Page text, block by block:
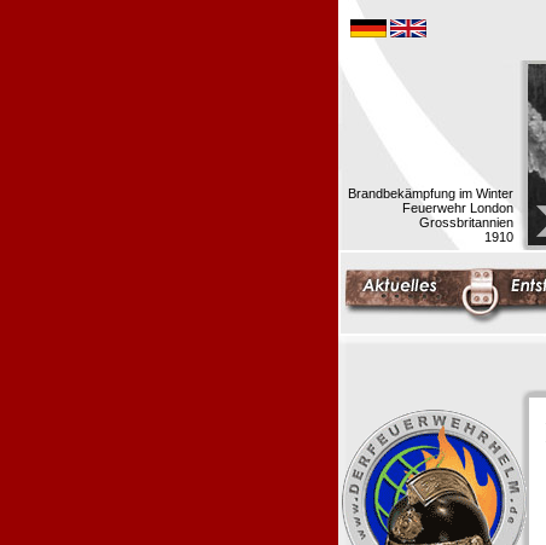
Brandbekämpfung im Winter
Feuerwehr London
Grossbritannien
1910